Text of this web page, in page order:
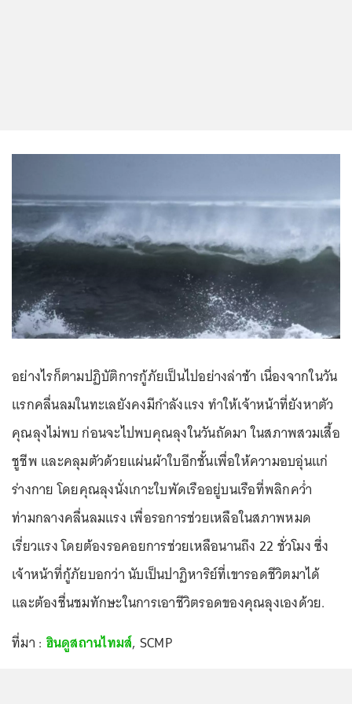
อย่างไรก็ตามปฏิบัติการกู้ภัยเป็นไปอย่างล่าช้า เนื่องจากในวัน
แรกคลื่นลมในทะเลยังคงมีกำลังแรง ทำให้เจ้าหน้าที่ยังหาตัว
คุณลุงไม่พบ ก่อนจะไปพบคุณลุงในวันถัดมา ในสภาพสวมเสื้อ
ชูชีพ และคลุมตัวด้วยแผ่นผ้าใบอีกชั้นเพื่อให้ความอบอุ่นแก่
ร่างกาย โดยคุณลุงนั่งเกาะใบพัดเรืออยู่บนเรือที่พลิกคว่ำ
ท่ามกลางคลื่นลมแรง เพื่อรอการช่วยเหลือในสภาพหมด
เรี่ยวแรง โดยต้องรอคอยการช่วยเหลือนานถึง 22 ชั่วโมง ซึ่ง
เจ้าหน้าที่กู้ภัยบอกว่า นับเป็นปาฏิหาริย์ที่เขารอดชีวิตมาได้
และต้องชื่นชมทักษะในการเอาชีวิตรอดของคุณลุงเองด้วย.
ที่มา : ฮินดูสถานไทมส์, SCMP